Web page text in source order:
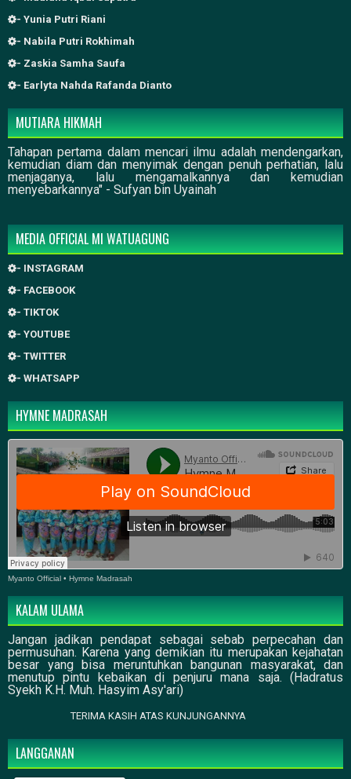
- Yunia Putri Riani
- Nabila Putri Rokhimah
- Zaskia Samha Saufa
- Earlyta Nahda Rafanda Dianto
MUTIARA HIKMAH
Tahapan pertama dalam mencari ilmu adalah mendengarkan,
kemudian diam dan menyimak dengan penuh perhatian, lalu
menjaganya, lalu mengamalkannya dan kemudian
menyebarkannya" - Sufyan bin Uyainah
MEDIA OFFICIAL MI WATUAGUNG
- INSTAGRAM
- FACEBOOK
- TIKTOK
- YOUTUBE
- TWITTER
- WHATSAPP
HYMNE MADRASAH
Myanto Official • Hymne Madrasah
KALAM ULAMA
Jangan jadikan pendapat sebagai sebab perpecahan dan
permusuhan. Karena yang demikian itu merupakan kejahatan
besar yang bisa meruntuhkan bangunan masyarakat, dan
menutup pintu kebaikan di penjuru mana saja. (Hadratus
Syekh K.H. Muh. Hasyim Asy'ari)
TERIMA KASIH ATAS KUNJUNGANNYA
LANGGANAN